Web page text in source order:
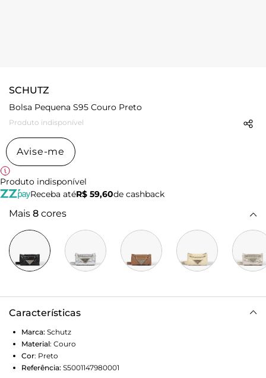
SCHUTZ
Bolsa Pequena S95 Couro Preto
Produto indisponível
Avise-me
Produto indisponível
Receba atéR$ 59,60de cashback
Mais 8 cores
Características
Marca: Schutz
Material: Couro
Cor: Preto
Referência: S5001147980001